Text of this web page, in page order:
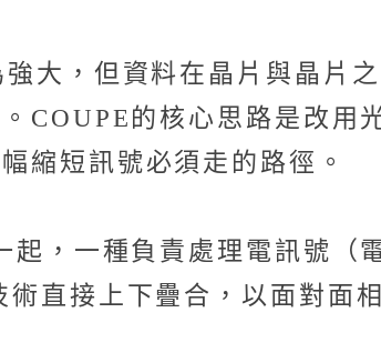
大，但資料在晶片與晶片
COUPE的核心思路是改
縮短訊號必須走的路徑。
起，一種負責處理電訊號（
直接上下疊合，以面對面